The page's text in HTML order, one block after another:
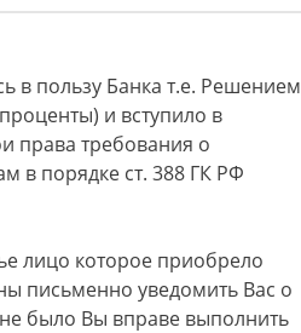
в пользу Банка т.е. Решением
и вступило в
права требования о
в порядке ст. 388 ГК РФ
лицо которое приобрело
письменно уведомить Вас о
не было Вы вправе выполнить